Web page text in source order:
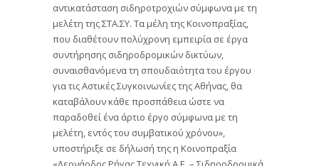
αντικατάσταση σιδηροτροχιών σύμφωνα με τη
μελέτη της ΣΤΑ.ΣΥ. Τα μέλη της Κοινοπραξίας,
που διαθέτουν πολύχρονη εμπειρία σε έργα
συντήρησης σιδηροδρομικών δικτύων,
συναισθανόμενα τη σπουδαιότητα του έργου
για τις Αστικές Συγκοινωνίες της Αθήνας, θα
καταβάλουν κάθε προσπάθεια ώστε να
παραδοθεί ένα άρτιο έργο σύμφωνα με τη
μελέτη, εντός του συμβατικού χρόνου»,
υποστήριξε σε δήλωσή της η Κοινοπραξία